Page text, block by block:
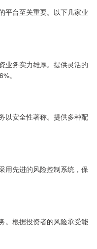
平台至关重要。以下几家业
业务实力雄厚。提供灵活的
。
以安全性著称。提供多种配
用先进的风险控制系统，保
。根据投资者的风险承受能